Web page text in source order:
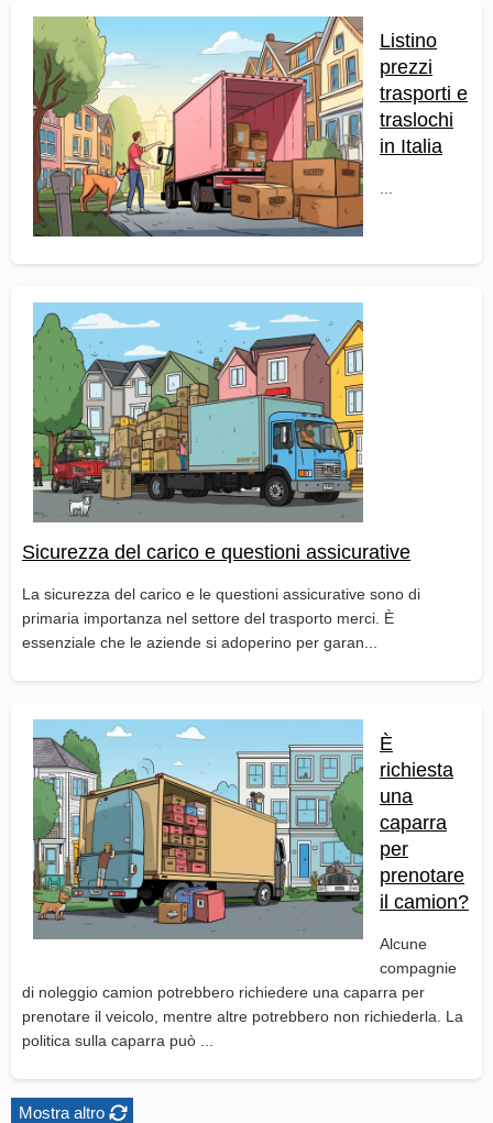
Listino
prezzi
trasporti e
traslochi
in Italia
Sicurezza del carico e questioni assicurative
La sicurezza del carico e le questioni assicurative sono di
primaria importanza nel settore del trasporto merci. È
essenziale che le aziende si adoperino per garan...
È
richiesta
una
caparra
per
prenotare
il camion?
Alcune
compagnie
di noleggio camion potrebbero richiedere una caparra per
prenotare il veicolo, mentre altre potrebbero non richiederla. La
politica sulla caparra può ...
Mostra altro